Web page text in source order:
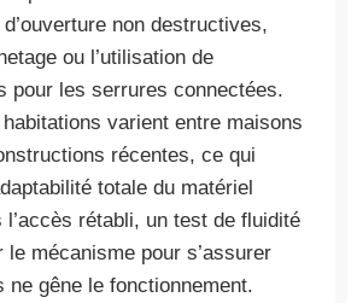
non destructives,
ou l’utilisation de
pour les serrures connectées.
varient entre maisons
récentes, ce qui
totale du matériel
rétabli, un test de fluidité
mécanisme pour s’assurer
ne gêne le fonctionnement.